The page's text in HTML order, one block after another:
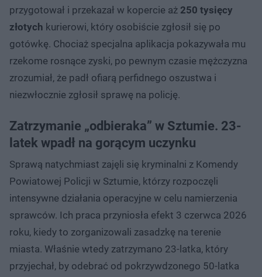
przygotował i przekazał w kopercie aż 250 tysięcy
złotych kurierowi, który osobiście zgłosił się po
gotówkę. Chociaż specjalna aplikacja pokazywała mu
rzekome rosnące zyski, po pewnym czasie mężczyzna
zrozumiał, że padł ofiarą perfidnego oszustwa i
niezwłocznie zgłosił sprawę na policję.
Zatrzymanie „odbieraka” w Sztumie. 23-
latek wpadł na gorącym uczynku
Sprawą natychmiast zajęli się kryminalni z Komendy
Powiatowej Policji w Sztumie, którzy rozpoczęli
intensywne działania operacyjne w celu namierzenia
sprawców. Ich praca przyniosła efekt 3 czerwca 2026
roku, kiedy to zorganizowali zasadzkę na terenie
miasta. Właśnie wtedy zatrzymano 23-latka, który
przyjechał, by odebrać od pokrzywdzonego 50-latka